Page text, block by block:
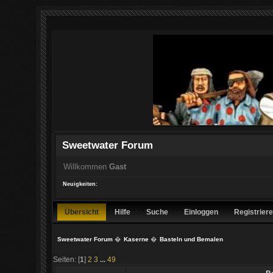
Sweetwater Forum
Willkommen Gast
Neuigkeiten:
Übersicht Hilfe Suche Einloggen
Sweetwater Forum� Kaserne� Basteln und Bemalen
Seiten: [1]2 3 ...49